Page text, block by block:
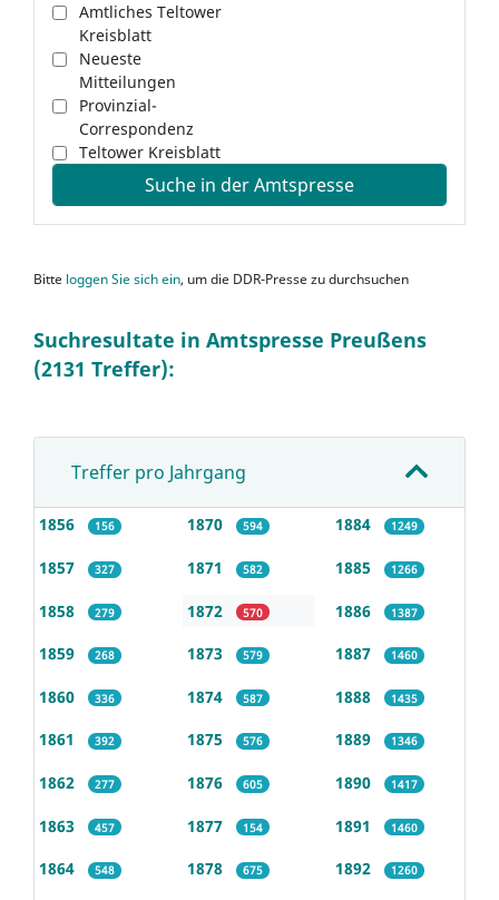
Amtliches Teltower
Kreisblatt
Neueste
Mitteilungen
Provinzial-
Correspondenz
Teltower Kreisblatt
Suche in der Amtspresse
Bitte loggen Sie sich ein, um die DDR-Presse zu durchsuchen
Suchresultate in Amtspresse Preußens
(2131 Treffer):
Treffer pro Jahrgang
1856 156
1857 327
1858 279
1859 268
1860 336
1861 392
1862 277
1863 457
1864 548
1870 594
1871 582
1872 570
1873 579
1874 587
1875 576
1876 605
1877 154
1878 675
1884 1249
1885 1266
1886 1387
1887 1460
1888 1435
1889 1346
1890 1417
1891 1460
1892 1260